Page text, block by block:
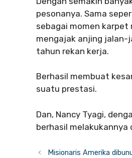
pesonanya. Sama
sebagai momen karpet
mengajak anjing jalan-
tahun rekan kerja.
Berhasil membuat
suatu prestasi.
Dan, Nancy Tyagi,
berhasil melakukannya
Misionaris Amerika